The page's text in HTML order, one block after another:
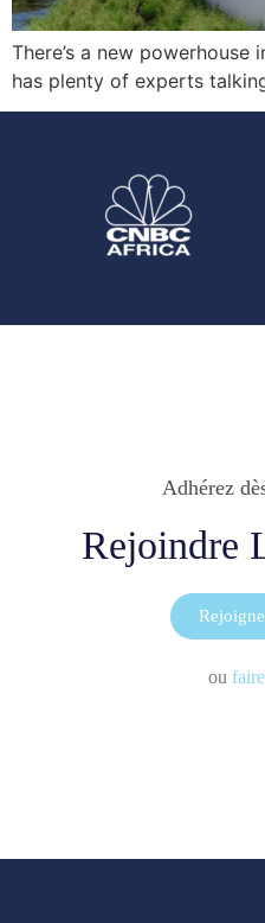
There’s a new
has plenty of experts
Adhérez
Rejoindre
ou